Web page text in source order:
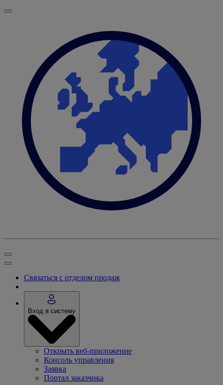
Связаться с отделом продаж
Вход в систему
Открыть веб-приложение
Консоль управления
Заявка
Портал заказчика